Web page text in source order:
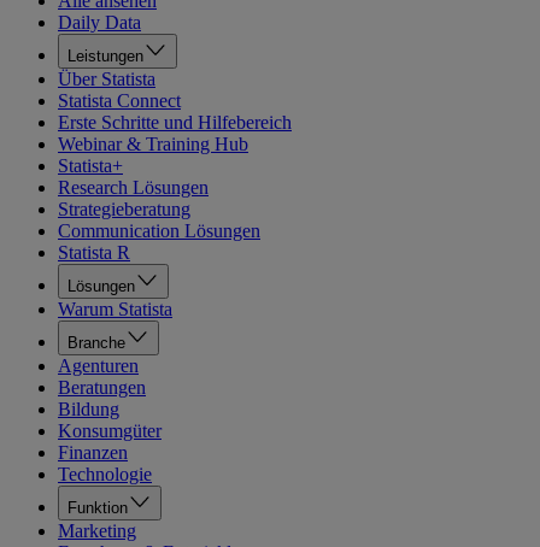
Daily Data
Leistungen
Über Statista
Statista Connect
Erste Schritte und Hilfebereich
Webinar & Training Hub
Statista+
Research Lösungen
Strategieberatung
Communication Lösungen
Statista R
Lösungen
Warum Statista
Branche
Agenturen
Beratungen
Bildung
Konsumgüter
Finanzen
Technologie
Funktion
Marketing